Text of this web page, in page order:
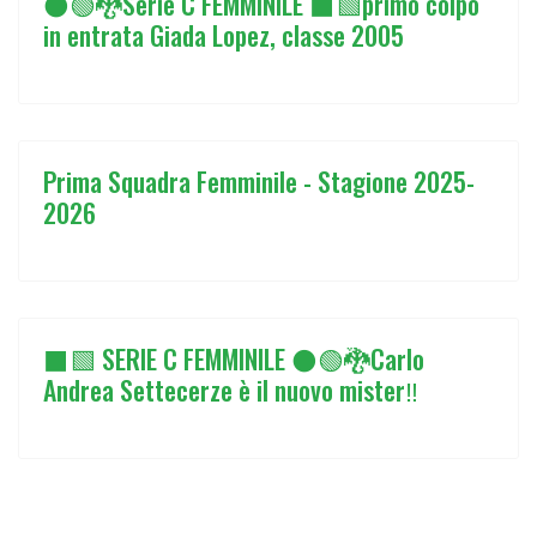
in entrata Giada Lopez, classe 2005
Prima Squadra Femminile - Stagione 2025-
2026
⬛🟩 SERIE C FEMMINILE ⚫🟢🐉Carlo
Andrea Settecerze è il nuovo mister‼️